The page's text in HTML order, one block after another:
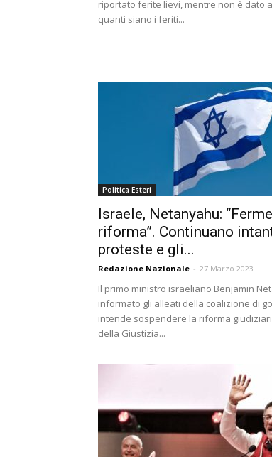
riportato ferite lievi, mentre non è dato
quanti siano i feriti...
Politica Esteri
Israele, Netanyahu:
riforma”. Continuano
proteste e gli...
Redazione Nazionale - 27 Marzo 2023
Il primo ministro israeliano Benjamin
informato gli alleati della coalizione di
intende sospendere la riforma
della Giustizia...